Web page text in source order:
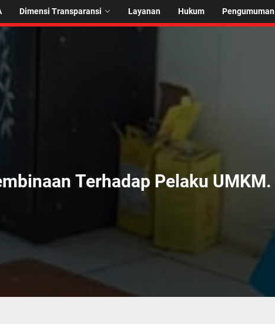
Dimensi Transparansi Layanan Hukum Pengumuman
Terhadap Pelaku UMKM.